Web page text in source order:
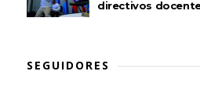
directivos
SEGUIDORES